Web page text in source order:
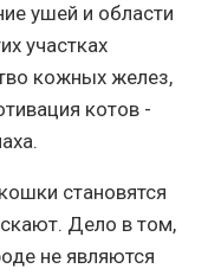
ушей и области
участках
кожных желез,
котов -
становятся
Дело в том,
не являются